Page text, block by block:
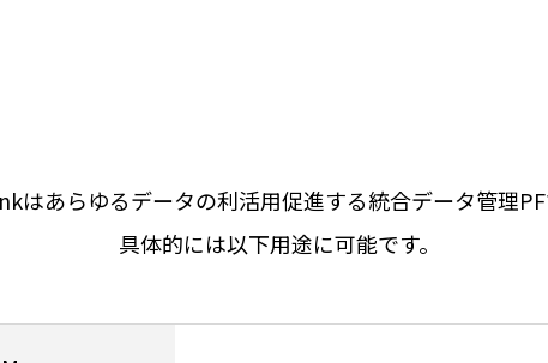
はあらゆるデータの利活用促進する統合データ管理
具体的には以下用途に可能です。​​